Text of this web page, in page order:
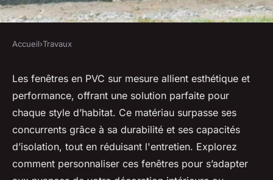
Découvrez des fenêtres en pvc
sur mesure pour un style
unique
antoine•19 mars 2025•6 min de lecture
Accueil›Travaux
Les fenêtres en PVC sur mesure allient esthétique et
performance, offrant une solution parfaite pour
chaque style d’habitat. Ce matériau surpasse ses
concurrents grâce à sa durabilité et ses capacités
d’isolation, tout en réduisant l'entretien. Explorez
comment personnaliser ces fenêtres pour s’adapter